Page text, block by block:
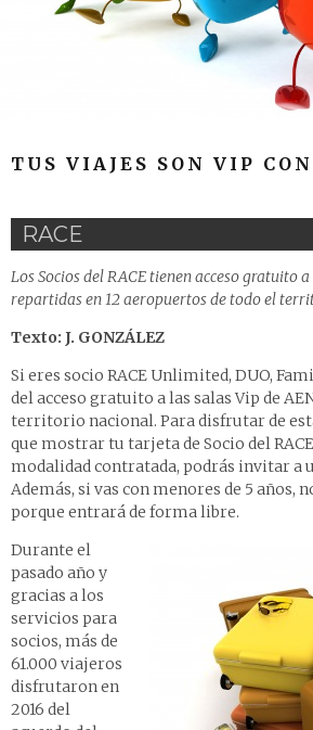
TUS VIAJES SON VIP
RACE
Los Socios del RACE tienen acceso gratuito a
repartidas en 12 aeropuertos de todo el
Texto: J. GONZÁLEZ
Si eres socio RACE Unlimited, DUO,
del acceso gratuito a las salas Vip de
territorio nacional. Para disfrutar de
que mostrar tu tarjeta de Socio del
modalidad contratada, podrás invitar a
Además, si vas con menores de 5 años,
porque entrará de forma libre.
Durante el
pasado año y
gracias a los
servicios para
socios, más de
61.000 viajeros
disfrutaron en
2016 del